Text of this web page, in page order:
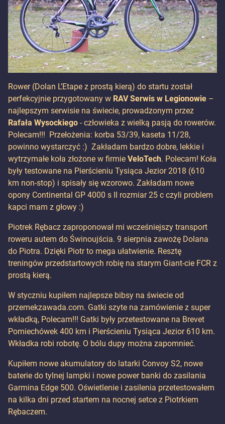
Rower (Dolan L’Etape z prostą kierą) do startu został
perfekcyjnie przygotowany w RAV Serwis w Legionowie –
najlepszym serwisie na świecie, prowadzonym przez
Rafała Wysockiego - człowieka z wielką pasją do rowerów.
Polecam!!! Przełożenia: korba 53/39, kaseta 11/28,
powinno wystarczyć :) Zakładam bardzo dobre, lekkie i
wytrzymałe koła złożone w firmie VeloTech. Polecam! Koła
były testowane na Pierścieniu Tysiąca Jezior 2018 (610
km non-stop) i spisały się wzorowo. Zakładam nowe
opony Continental GP 4000 s II rozmiar 25 c czyli problem
kapci mam z głowy :)
Piotrek Rębacz zaproponował mi wcześniejszy transport
roweru autem do Świnoujścia. 9 sierpnia zawożę Dolana
do Piotra. Dzięki Piotr to mega ułatwienie. Resztę
treningów przedstartowych robię na starym Giant-cie FCR z
prostą kierą.
W styczniu kupiłem najlepsze bibsy na świecie od
przemekzawada.com. Gatki szyte na zamówienie z super
wkładką, Polecam!!! Gatki były przetestowane na Brevet
Pomiechówek 400 km i Pierścieniu Tysiąca Jezior 610 km.
Wkładka robi robotę. O bólu dupy można zapomnieć.
Kupiłem nowe akumulatory do latarki Convoy S2, nowe
baterie do tylnej lampki i nowe power banki do zasilania
Garmina Edge 500. Oświetlenie i zasilenia przetestowałem
na kilka dni przed startem na nocnej setce z Piotrkiem
Rębaczem.